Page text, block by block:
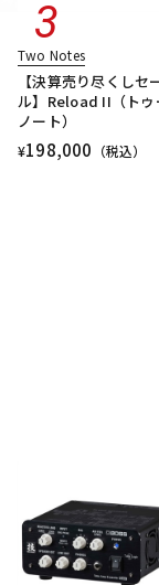
Two Notes
【決算売り尽くしセ
ル】Reload II（トゥ
ノート）
¥198,000 （税込）